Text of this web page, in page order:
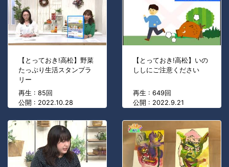
【とっておき!高松】野菜
たっぷり生活スタンプラ
リー
再生 : 85回
公開 : 2022.10.28
【とっておき!高松】いの
ししにご注意ください
再生 : 649回
公開 : 2022.9.21